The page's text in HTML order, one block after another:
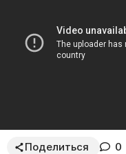
Поделиться 0